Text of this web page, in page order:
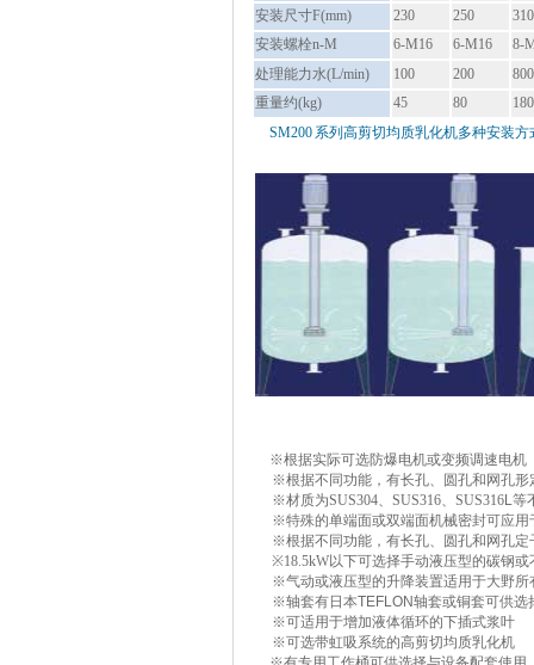
安装尺寸F(mm) 230 250
310
安装螺栓n-M 6-M16 6-M16
8-
处理能力水(L/min) 100 200
800
重量约(kg) 45 80
180
SM200 系列高剪切均质乳化机多种安装方
※根据实际可选防爆电机或变频调速电机
※根据不同功能，有长孔、圆孔和网孔形
※材质为SUS304、SUS316、SUS316L等
※特殊的单端面或双端面机械密封可应用
※根据不同功能，有长孔、圆孔和网孔定
※18.5kW以下可选择手动液压型的碳钢
※气动或液压型的升降装置适用于大野所
※轴套有日本TEFLON轴套或铜套可供选
※可适用于增加液体循环的下插式浆叶
※可选带虹吸系统的高剪切均质乳化机